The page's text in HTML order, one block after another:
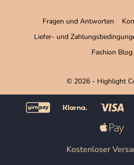
Fragen und Antworten
Liefer- und
Fashion Blog
© 2026 - Highlight
Kostenloser